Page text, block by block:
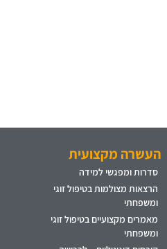
העשרה מקצועית
סדרות ומפגשי למידה
הרצאות מצולמות בטיפול זוגי
ומשפחתי
מאמרים מקצועיים בטיפול זוגי
ומשפחתי